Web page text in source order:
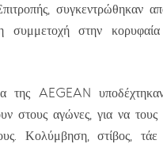
συγκεντρώθηκαν
στην
AEGEAN
στους αγώνες, για να
Κολύμβηση, στίβος,